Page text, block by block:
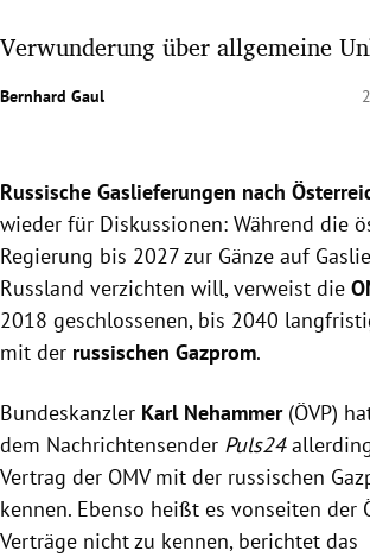
Untermenü
Untermenü
Untermenü
Untermenü
Untermenü
Verwunderung über allgemeine
Bernhard Gaul
Russische Gaslieferungen nach
wieder für Diskussionen: Während die
Regierung bis 2027 zur Gänze auf
Russland verzichten will, verweist die
2018 geschlossenen, bis 2040
mit der russischen Gazprom.
Bundeskanzler Karl Nehammer(ÖVP)
dem Nachrichtensender Puls24
Vertrag der OMV mit der russischen
kennen. Ebenso heißt es vonseiten der
Verträge nicht zu kennen, berichtet das